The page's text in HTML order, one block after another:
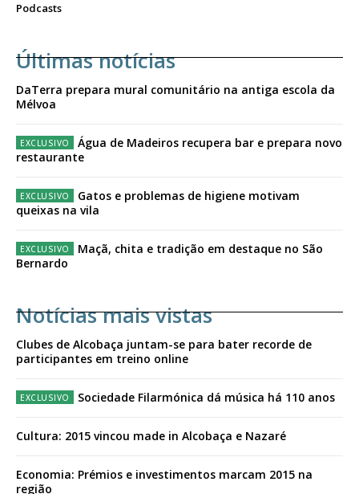
Podcasts
Últimas notícias
DaTerra prepara mural comunitário na antiga escola da
Mélvoa
Água de Madeiros recupera bar e prepara novo
restaurante
Gatos e problemas de higiene motivam
queixas na vila
Maçã, chita e tradição em destaque no São
Bernardo
Notícias mais vistas
Clubes de Alcobaça juntam-se para bater recorde de
participantes em treino online
Sociedade Filarmónica dá música há 110 anos
Cultura: 2015 vincou made in Alcobaça e Nazaré
Economia: Prémios e investimentos marcam 2015 na
região